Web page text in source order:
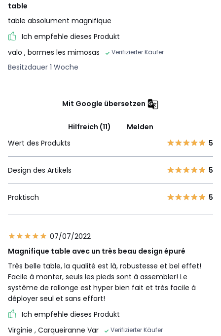
table
table absolument magnifique
Ich empfehle dieses Produkt
valo , bormes les mimosas Verifizierter Käufer
Besitzdauer 1 Woche
Mit Google übersetzen
Hilfreich (11)
Melden
Wert des Produkts
5
Design des Artikels 5
Praktisch 5
07/07/2022
Magnifique table avec un très beau design épuré
Très belle table, la qualité est là, robustesse et bel effet!
Facile à monter, seuls les pieds sont à assembler! Le
système de rallonge est hyper bien fait et très facile à
déployer seul et sans effort!
Ich empfehle dieses Produkt
Virginie , Carqueiranne Var Verifizierter Käufer